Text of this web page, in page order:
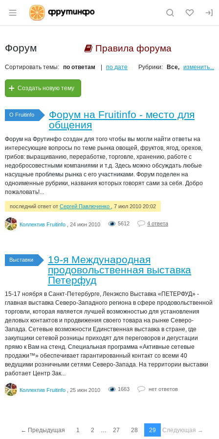
Раздел навигации по сайту fruitinfo.ru
Форум Правила форума
Сортировать темы: по ответам по дате Рубрики: Все, изменить...
Создать новую тему
О Fruitinfo
Форум на Fruitinfo - место для
общения
Форум на Фрутинфо создан для того чтобы вы могли найти ответы на
интересующие вопросы по теме рынка овощей, фруктов, ягод, орехов,
грибов: выращиванию, переработке, торговле, хранению, работе с
недобросовестными компаниями и т.д. Здесь можно обсуждать любые
насущные проблемы рынка с его участниками. Форум поделен на
одноименные рубрики, названия которых говорят сами за себя. Добро
пожаловать!...
последний ответ от Сергей Павлюченко , 7 июл 2010 20:02
Коллектив Fruitinfo , 24 июн 2010 5612 4 ответа
Выставки
19-я Международная
продовольственная выставка
Петерфуд
15-17 ноября в Санкт-Петербурге, Ленэкспо Выставка «ПЕТЕРФУД» -
главная выставка Северо-Западного региона в сфере продовольственной
торговли, которая является лучшей возможностью для установления
деловых контактов и продвижения своего товара на рынке Северо-
Запада. Сетевые возможности Единственная выставка в стране, где
закупщики сетевой розницы приходят для переговоров и дегустации
прямо к Вам на стенд. Специальная программа «Активные сетевые
продажи™» обеспечивает гарантированный контакт со всеми 40
ведущими розничными сетями Северо-Запада. На территории выставки
работает Центр Зак...
Коллектив Fruitinfo , 25 июн 2010 1663 нет ответов
← Предыдущая 1 2 27 28 29 Следующая →